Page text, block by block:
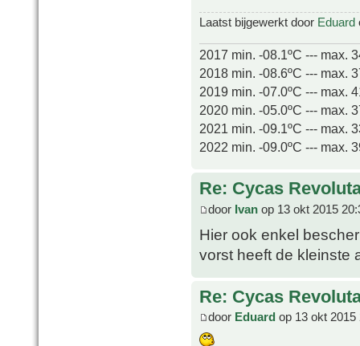
Laatst bijgewerkt door Eduard
2017 min. -08.1ºC --- max.
2018 min. -08.6ºC --- max.
2019 min. -07.0ºC --- max.
2020 min. -05.0ºC --- max.
2021 min. -09.1ºC --- max.
2022 min. -09.0ºC --- max.
Re: Cycas
door Ivan op 13 okt 2015
Hier ook enkel
vorst heeft de kleinste
Re: Cycas
door Eduard op 13 okt 2015